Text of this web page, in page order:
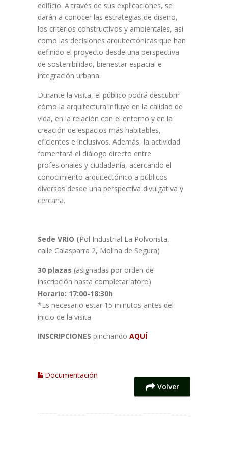
edificio. A través de sus explicaciones, se
darán a conocer las estrategias de diseño,
los criterios constructivos y ambientales, así
como las decisiones arquitectónicas que han
definido el proyecto desde una perspectiva
de sostenibilidad, bienestar espacial e
integración urbana.
Durante la visita, el público podrá descubrir
cómo la arquitectura influye en la calidad de
vida, en la relación con el entorno y en la
creación de espacios más habitables,
eficientes e inclusivos. Además, la actividad
fomentará el diálogo directo entre
profesionales y ciudadanía, acercando el
conocimiento arquitectónico a públicos
diversos desde una perspectiva divulgativa y
cercana.
Sede VRIO (Pol Industrial La Polvorista,
calle Calasparra 2, Molina de Segura)
30 plazas (asignadas por orden de
inscripción hasta completar aforo)
Horario: 17:00-18:30h
*Es necesario estar 15 minutos antes del
inicio de la visita
INSCRIPCIONES pinchando AQUÍ
Documentación
Volver